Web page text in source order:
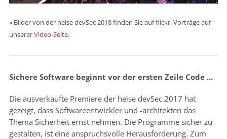
» Bilder von der heise devSec 2018 finden Sie aufflickr, Vorträge auf
unsererVideo-Seite.
Sichere Software beginnt vor der ersten Zeile Code ...
Die ausverkaufte Premiere der heise devSec 2017 hat
gezeigt, dass Softwareentwickler und -architekten das
Thema Sicherheit ernst nehmen. Die Programme sicher zu
gestalten, ist eine anspruchsvolle Herausforderung. Zum